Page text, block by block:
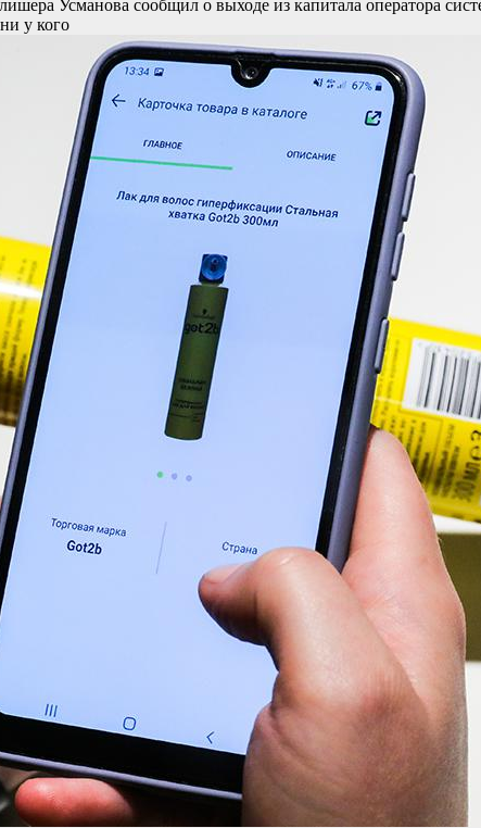
Усманова сообщил о выходе из капитала оператора
у кого